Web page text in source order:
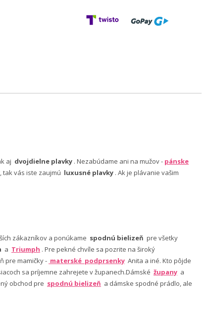
aj dvojdielne plavky . Nezabúdame ani na mužov - pánske
tak vás iste zaujmú luxusné plavky . Ak je plávanie vašim
zákazníkov a ponúkame spodnú bielizeň pre všetky
a Triumph . Pre pekné chvíle sa pozrite na široký
pre mamičky - materské podprsenky Anita a iné. Kto pôjde
sa príjemne zahrejete v županech.Dámské župany a
obchod pre spodnú bielizeň a dámske spodné prádlo, ale